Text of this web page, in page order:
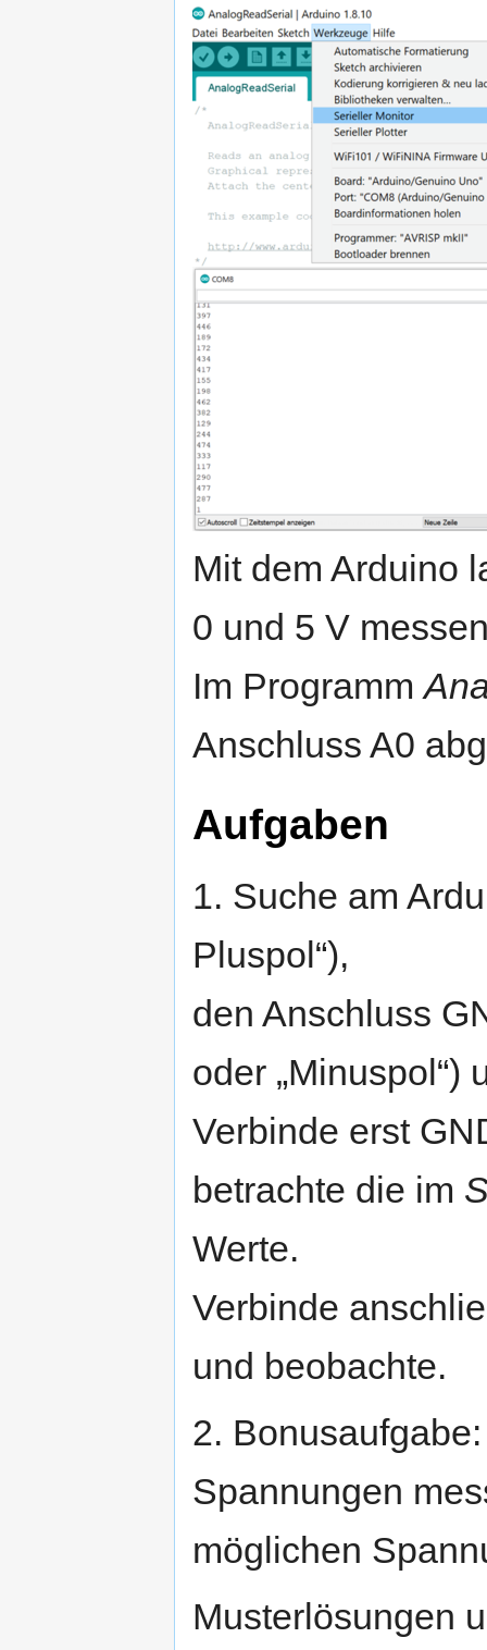
Mit dem Arduino
0 und 5 V
Im Programm
Anschluss A0
Aufgaben
1. Suche am
Pluspol“),
den Anschluss
oder „Minuspol“)
Verbinde erst
betrachte die im
Werte.
Verbinde
und beobachte.
2.
Spannungen
möglichen
Musterlösungen